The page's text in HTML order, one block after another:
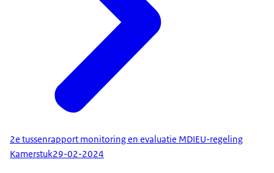
2e tussenrapport monitoring en evaluatie MDIEU-regeling
Kamerstuk29-02-2024